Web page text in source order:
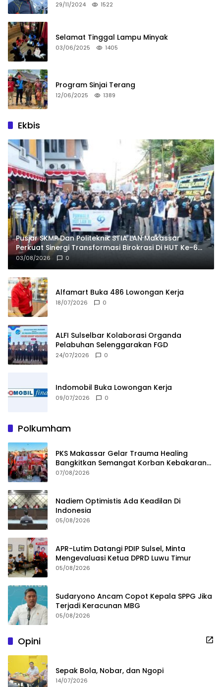
29/11/2024 1522
Selamat Tinggal Lampu Minyak
03/06/2025 1405
Program Sinjai Terang
12/06/2025 1389
Ekbis
Pusjar SKMP Dan Politeknik STIA LAN Makassar
Perkuat Sinergi Transformasi Birokrasi Di HUT Ke-69
LAN RI
03/08/2026 0
Alfamart Buka 486 Lowongan Kerja
18/07/2026 0
ALFI Sulselbar Kolaborasi Organda
Pelabuhan Selenggarakan FGD
24/07/2026 0
Indomobil Buka Lowongan Kerja
09/07/2026 0
Polkumham
PKS Makassar Gelar Trauma Healing
Bangkitkan Semangat Korban Kebakaran
Tallo
07/08/2026
Nadiem Optimistis Ada Keadilan Di
Indonesia
05/08/2026
APR-Lutim Datangi PDIP Sulsel, Minta
Mengevaluasi Ketua DPRD Luwu Timur
05/08/2026
Sudaryono Ancam Copot Kepala SPPG Jika
Terjadi Keracunan MBG
05/08/2026
Opini
Sepak Bola, Nobar, dan Ngopi
14/07/2026